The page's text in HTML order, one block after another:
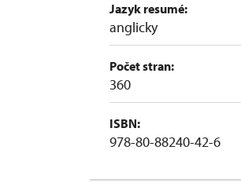
Jazyk resumé:
anglicky
Počet stran:
360
ISBN:
978-80-88240-42-6